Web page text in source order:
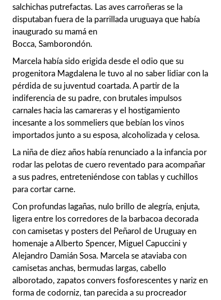
salchichas putrefactas. Las aves carroñeras se la
disputaban fuera de la parrillada uruguaya que había
inaugurado su mamá en
Bocca, Samborondón.
Marcela había sido erigida desde el odio que su
progenitora Magdalena le tuvo al no saber lidiar con la
pérdida de su juventud coartada. A partir de la
indiferencia de su padre, con brutales impulsos
carnales hacia las camareras y el hostigamiento
incesante a los sommeliers que bebían los vinos
importados junto a su esposa, alcoholizada y celosa.
La niña de diez años había renunciado a la infancia por
rodar las pelotas de cuero reventado para acompañar
a sus padres, entreteniéndose con tablas y cuchillos
para cortar carne.
Con profundas lagañas, nulo brillo de alegría, enjuta,
ligera entre los corredores de la barbacoa decorada
con camisetas y posters del Peñarol de Uruguay en
homenaje a Alberto Spencer, Miguel Capuccini y
Alejandro Damián Sosa. Marcela se ataviaba con
camisetas anchas, bermudas largas, cabello
alborotado, zapatos convers fosforescentes y nariz en
forma de codorniz, tan parecida a su procreador